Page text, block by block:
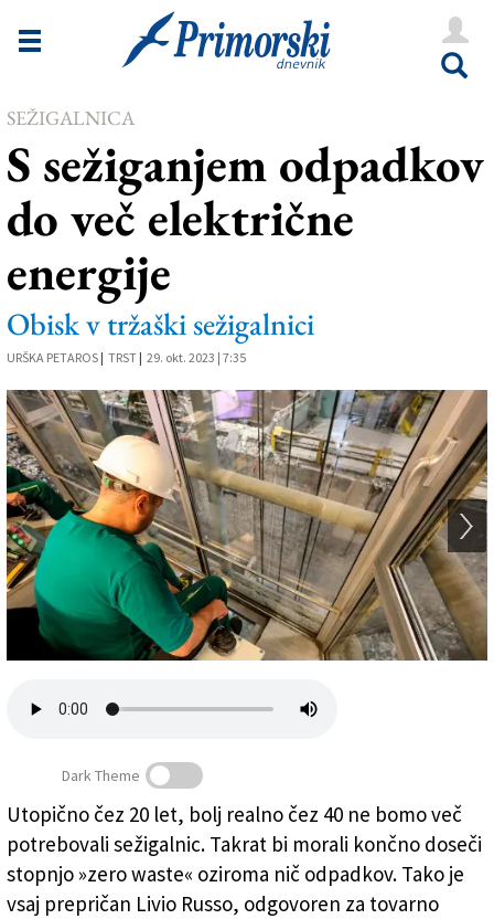
Novice
Goriška
Kultura
Šport
Še
Vreme
V Kioskih
Uredništvo
Oglasi
Založnik
Zadruga PD
Naročnine
SEŽIGALNICA
S sežiganjem odpadkov
do več električne
energije
Obisk v tržaški sežigalnici
URŠKA PETAROS | TRST | 29. okt. 2023 | 7:35
Sežigalnica v Ulici Errera (FOTODAMJ@N)
Dark Theme
Utopično čez 20 let, bolj realno čez 40 ne bomo več
potrebovali sežigalnic. Takrat bi morali končno doseči
stopnjo »zero waste« oziroma nič odpadkov. Tako je
vsaj prepričan Livio Russo, odgovoren za tovarno